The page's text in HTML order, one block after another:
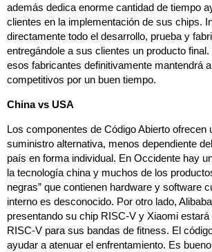
además dedica enorme cantidad de tiempo
clientes en la implementación de sus chips.
directamente todo el desarrollo, prueba y
entregándole a sus clientes un producto
esos fabricantes definitivamente mantendrá
competitivos por un buen tiempo.
China vs USA
Los componentes de Código Abierto ofrecen
suministro alternativa, menos dependiente
país en forma individual. En Occidente hay
la tecnología china y muchos de los
negras” que contienen hardware y software
interno es desconocido. Por otro lado,
presentando su chip RISC-V y Xiaomi
RISC-V para sus bandas de fitness. El
ayudar a atenuar el enfrentamiento. Es